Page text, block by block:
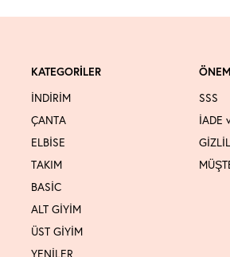
KATEGORİLER
İNDİRİM
ÇANTA
ELBİSE
TAKIM
BASİC
ALT GİYİM
ÜST GİYİM
YENİLER
SSS
İADE